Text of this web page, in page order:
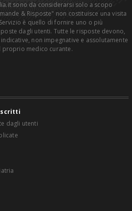
sono da considerarsi solo a scopo
& Risposte" non costituisce una visita
è quello di fornire uno o più
dagli utenti. Tutte le risposte devono,
non impegnative e assolutamente
proprio medico curante.
dagli utenti